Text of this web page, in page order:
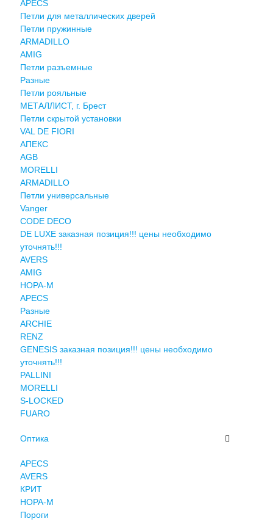
APECS
Петли для металлических дверей
Петли пружинные
ARMADILLO
AMIG
Петли разъемные
Разные
Петли рояльные
МЕТАЛЛИСТ, г. Брест
Петли скрытой установки
VAL DE FIORI
АПЕКС
AGB
MORELLI
ARMADILLO
Петли универсальные
Vanger
CODE DECO
DE LUXE заказная позиция!!! цены необходимо
уточнять!!!
AVERS
AMIG
НОРА-М
APECS
Разные
ARCHIE
RENZ
GENESIS заказная позиция!!! цены необходимо
уточнять!!!
PALLINI
MORELLI
S-LOCKED
FUARO
Оптика
APECS
AVERS
КРИТ
НОРА-М
Пороги